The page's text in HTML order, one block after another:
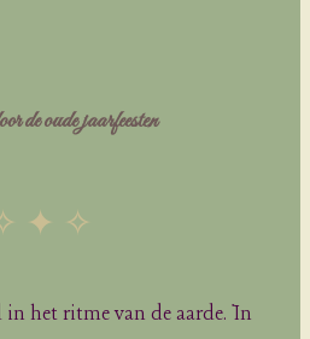
de oude jaarfeesten
✦ ✧
het ritme van de aarde. In